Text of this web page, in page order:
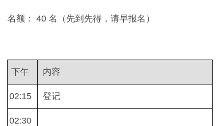
名额： 40 名（先到先得，请早报名）
下午 内容
02:15 登记
02:30